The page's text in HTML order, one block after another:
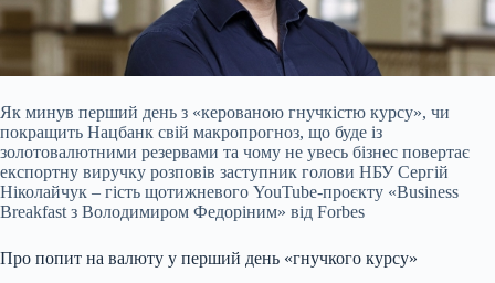
Як минув перший день з «керованою гнучкістю курсу», чи
покращить Нацбанк свій макропрогноз, що буде із
золотовалютними резервами та чому не увесь бізнес повертає
експортну виручку розповів заступник голови НБУ Сергій
Ніколайчук – гість щотижневого YouTube-проєкту «Business
Breakfast з Володимиром Федоріним» від Forbes
Про попит на валюту у перший день «гнучкого курсу»